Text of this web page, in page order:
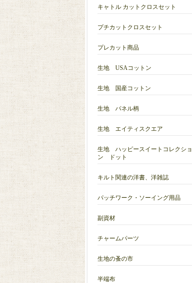
キャトル カットクロスセット
プチカットクロスセット
プレカット商品
生地 USAコットン
生地 国産コットン
生地 パネル柄
生地 エイティスクエア
生地 ハッピースイートコレクショ
ン ドット
キルト関連の洋書、洋雑誌
パッチワーク・ソーイング用品
副資材
チャームパーツ
生地の蚤の市
半端布